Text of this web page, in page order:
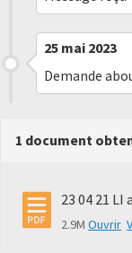
25 mai 2023
Demande
1 document
23 04 21
2.9MOuvrir